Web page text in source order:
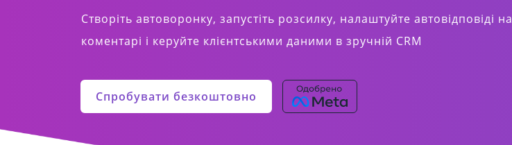
Створіть автоворонку, запустіть розсилку, налаштуйте автовідповіді на
коментарі і керуйте клієнтськими даними в зручній CRM
Спробувати безкоштовно